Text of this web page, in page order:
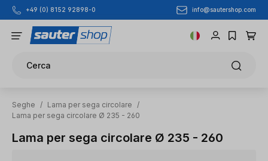
Passa al contenuto principale
+49 (0) 8152 92898-0 info@sautershop.com
Cerca
Seghe / Lama per sega circolare
/
Lama per sega circolare Ø 235 - 260
Lama per sega circolare Ø 235 - 260